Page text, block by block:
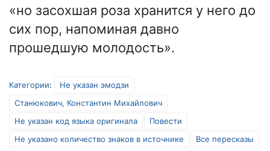
«но засохшая роза хранится у него до
сих пор, напоминая давно
прошедшую молодость».
Категории:
Не указан эмодзи
Станюкович, Константин Михайлович
Не указан код языка оригинала
Повести
Не указано количество знаков в источнике
Все пересказы